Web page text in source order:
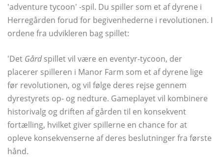
'adventure tycoon' -spil. Du spiller som et af dyrene i
Herregården forud for begivenhederne i revolutionen. I
ordene fra udvikleren bag spillet:
'Det Gårdspillet vil være en eventyr-tycoon, der
placerer spilleren i Manor Farm som et af dyrene lige
før revolutionen, og vil følge deres rejse gennem
dyrestyrets op- og nedture. Gameplayet vil kombinere
historivalg og driften af ​​gården til en konsekvent
fortælling, hvilket giver spillerne en chance for at
opleve konsekvenserne af deres beslutninger fra første
hånd.